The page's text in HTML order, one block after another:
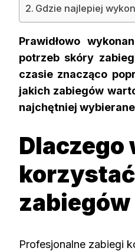
Gdzie najlepiej
Prawidłowo
potrzeb skóry
czasie znacząco
jakich zabiegów
najchętniej
Dlaczego
Profesjonalne zabiegi